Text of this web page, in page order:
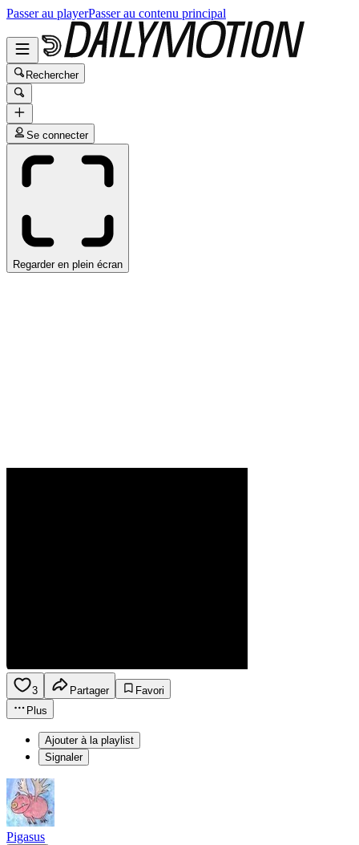
Passer au playerPasser au contenu principal
Rechercher
Se connecter
Regarder en plein écran
3 Partager
Favori
Plus
Ajouter à la playlist
Signaler
Pigasus